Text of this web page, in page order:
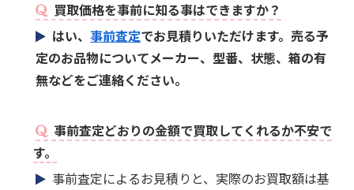
買取価格を事前に知る事はできますか？
はい、事前査定でお見積りいただけます。売る予
定のお品物についてメーカー、型番、状態、箱の有
無などをご連絡ください。
事前査定どおりの金額で買取してくれるか不安で
す。
事前査定によるお見積りと、実際のお買取額は基